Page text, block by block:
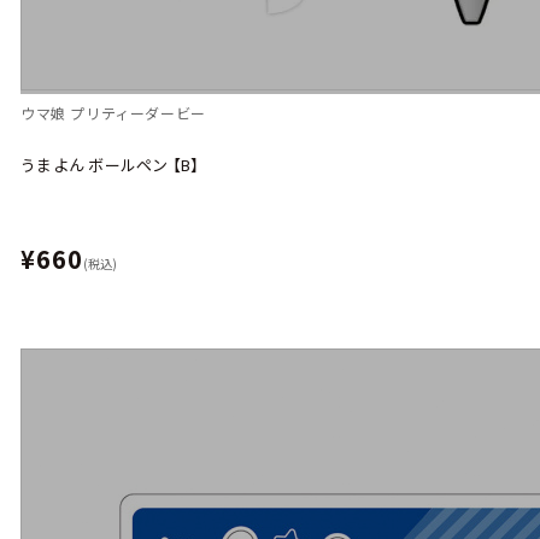
ウマ娘 プリティーダービー
うまよん ボールペン 【B】
¥660 (税込)